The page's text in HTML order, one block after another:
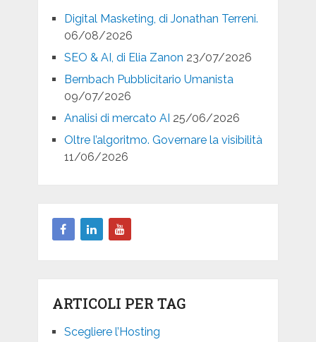
Digital Masketing, di Jonathan Terreni.
06/08/2026
SEO & AI, di Elia Zanon 23/07/2026
Bernbach Pubblicitario Umanista
09/07/2026
Analisi di mercato AI 25/06/2026
Oltre l’algoritmo. Governare la visibilità
11/06/2026
ARTICOLI PER TAG
Scegliere l’Hosting